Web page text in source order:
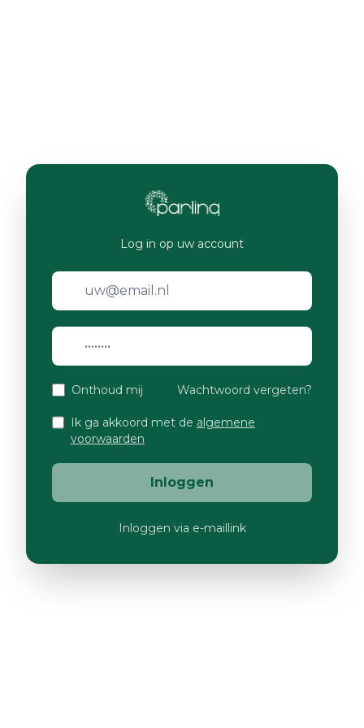
Log in op uw account
Onthoud mij Wachtwoord vergeten?
Ik ga akkoord met de algemene
voorwaarden
Inloggen
Inloggen via e-maillink